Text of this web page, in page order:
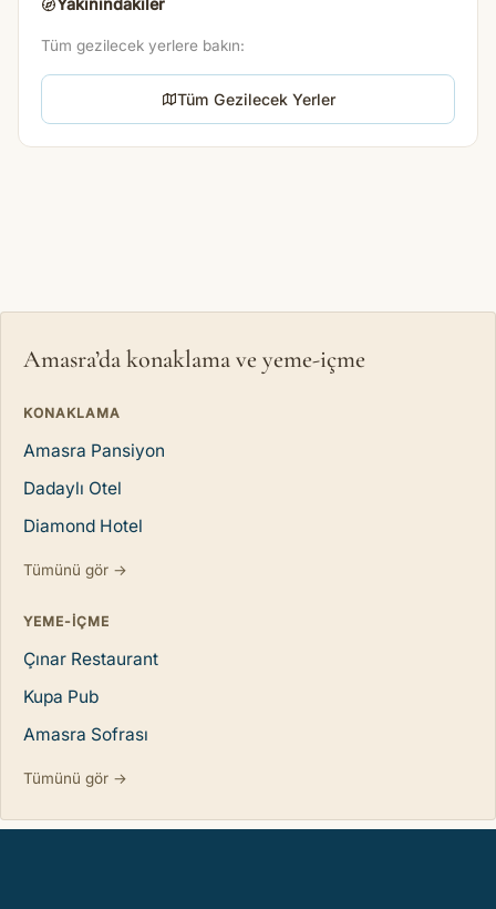
Yakınındakiler
Tüm gezilecek yerlere bakın:
Tüm Gezilecek Yerler
Amasra’da konaklama ve yeme-içme
KONAKLAMA
Amasra Pansiyon
Dadaylı Otel
Diamond Hotel
Tümünü gör →
YEME-IÇME
Çınar Restaurant
Kupa Pub
Amasra Sofrası
Tümünü gör →